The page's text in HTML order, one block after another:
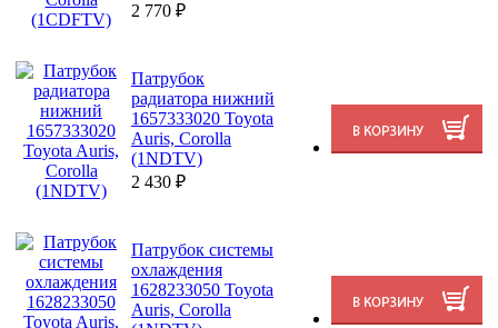
2 770 ₽
Патрубок
радиатора нижний
1657333020 Toyota
Auris, Corolla
(1NDTV)
2 430 ₽
Патрубок системы
охлаждения
1628233050 Toyota
Auris, Corolla